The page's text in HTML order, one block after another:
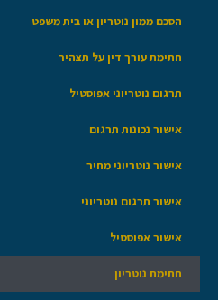
הסכם ממון נוטריון או בית משפט
חתימת עורך דין על תצהיר
תרגום נוטריוני אפוסטיל
אישור נכונות תרגום
אישור נוטריוני מחיר
אישור תרגום נוטריוני
אישור אפוסטיל
חתימת נוטריון